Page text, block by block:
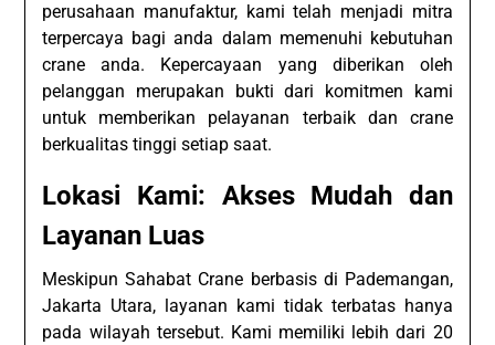
perusahaan manufaktur, kami telah menjadi mitra
terpercaya bagi anda dalam memenuhi kebutuhan
crane anda. Kepercayaan yang diberikan oleh
pelanggan merupakan bukti dari komitmen kami
untuk memberikan pelayanan terbaik dan crane
berkualitas tinggi setiap saat.
Lokasi Kami: Akses Mudah dan
Layanan Luas
Meskipun Sahabat Crane berbasis di Pademangan,
Jakarta Utara, layanan kami tidak terbatas hanya
pada wilayah tersebut. Kami memiliki lebih dari 20